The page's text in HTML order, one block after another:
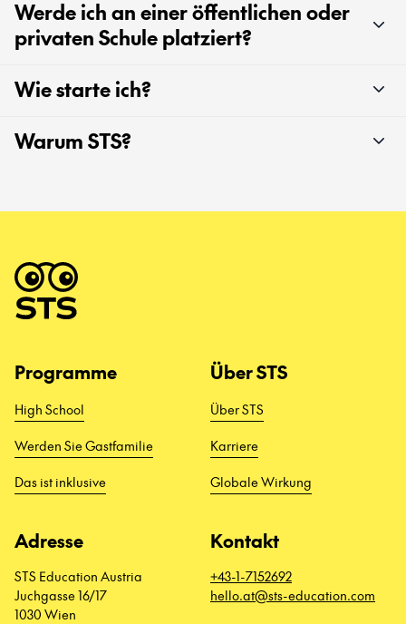
Werde ich an einer öffentlichen oder
privaten Schule platziert?
Wie starte ich?
Warum STS?
Programme
High School
Werden Sie Gastfamilie
Das ist inklusive
Über STS
Über STS
Karriere
Globale Wirkung
Adresse
STS Education Austria
Juchgasse 16/17
1030 Wien
Kontakt
+43-1-7152692
hello.at@sts-education.com